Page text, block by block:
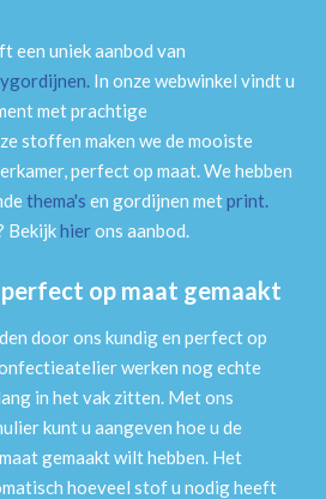
een uniek aanbod van
. In onze webwinkel vindt u
met prachtige
stoffen maken we de mooiste
perfect op maat. We hebben
thema's en gordijnen metprint.
Bekijkhierons aanbod.
op maat gemaakt
door ons kundig en perfect op
werken nog echte
in het vak zitten. Met ons
kunt u aangeven hoe u de
gemaakt wilt hebben. Het
hoeveel stof u nodig heeft